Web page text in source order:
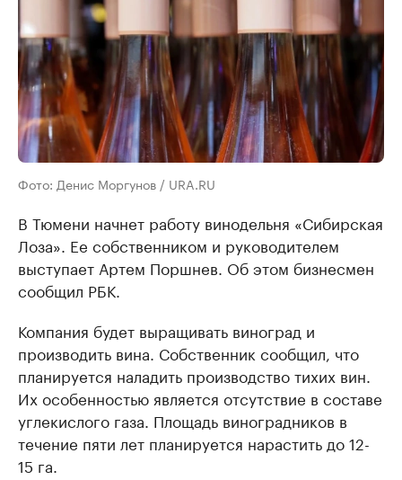
Фото: Денис Моргунов / URA.RU
В Тюмени начнет работу винодельня «Сибирская
Лоза». Ее собственником и руководителем
выступает Артем Поршнев. Об этом бизнесмен
сообщил РБК.
Компания будет выращивать виноград и
производить вина. Собственник сообщил, что
планируется наладить производство тихих вин.
Их особенностью является отсутствие в составе
углекислого газа. Площадь виноградников в
течение пяти лет планируется нарастить до 12-
15 га.